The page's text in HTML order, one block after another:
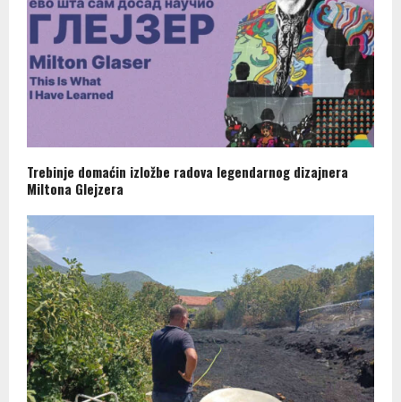
Trebinje domaćin izložbe radova legendarnog dizajnera
Miltona Glejzera